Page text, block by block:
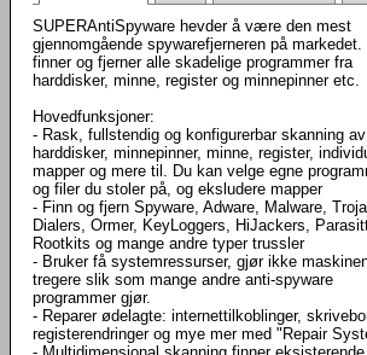
SUPERAntiSpyware hevder å være den mest
gjennomgående spywarefjerneren på markedet.
finner og fjerner alle skadelige programmer fra
harddisker, minne, register og minnepinner etc.
Hovedfunksjoner:
- Rask, fullstendig og konfigurerbar skanning av
harddisker, minnepinner, minne, register,
mapper og mere til. Du kan velge egne
og filer du stoler på, og eksludere mapper
- Finn og fjern Spyware, Adware, Malware,
Dialers, Ormer, KeyLoggers, HiJackers,
Rootkits og mange andre typer trussler
- Bruker få systemressurser, gjør ikke
tregere slik som mange andre anti-spyware
programmer gjør.
- Reparer ødelagte: internettilkoblinger,
registerendringer og mye mer med "Repair